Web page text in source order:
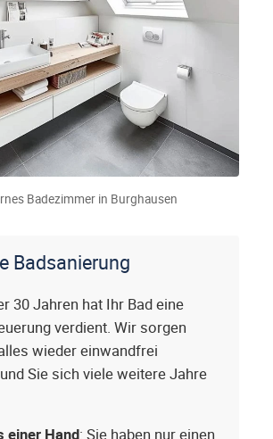
Badezimmer in Burghausen
Badsanierung
30 Jahren hat Ihr Bad eine
verdient. Wir sorgen
wieder einwandfrei
Sie sich viele weitere Jahre
einer Hand: Sie haben nur einen